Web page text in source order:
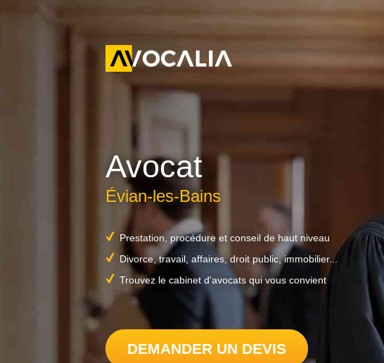
Avocat
Évian-les-Bains
Prestation, procédure et conseil de haut niveau
Divorce, travail, affaires, droit public, immobilier...
Trouvez le cabinet d'avocats qui vous convient
DEMANDER UN DEVIS